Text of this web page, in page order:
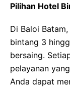
Pilihan Hotel
Di Baloi
bintang 3
bersaing.
pelayanan
Anda dapat